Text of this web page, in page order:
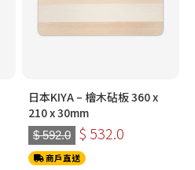
日本KIYA – 檜木砧板 360 x
210 x 30mm
$ 592.0 $ 532.0
商戶直送